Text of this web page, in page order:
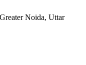
Noida, Uttar